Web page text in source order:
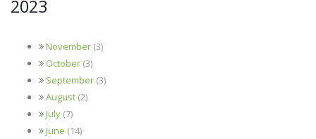
2023
November (3)
October (3)
September (3)
August (2)
July (7)
June (14)